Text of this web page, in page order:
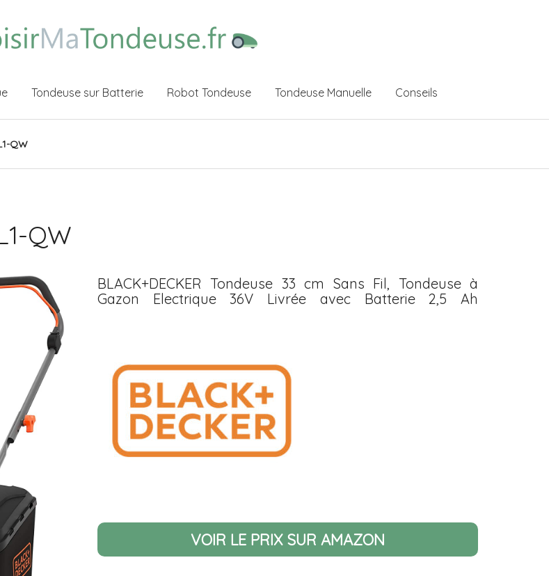
Tondeuse sur Batterie Robot Tondeuse Tondeuse Manuelle Conseils
QW
QW
BLACK+DECKER Tondeuse 33 cm Sans Fil, Tondeuse à
Gazon Electrique 36V Livrée avec Batterie 2,5 Ah
VOIR LE PRIX SUR AMAZON